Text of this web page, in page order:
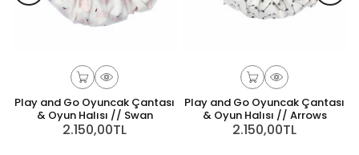
Play and Go Oyuncak Çantası
& Oyun Halısı // Swan
2.150,00TL
Play and Go Oyuncak Çantası
& Oyun Halısı // Arrows
2.150,00TL